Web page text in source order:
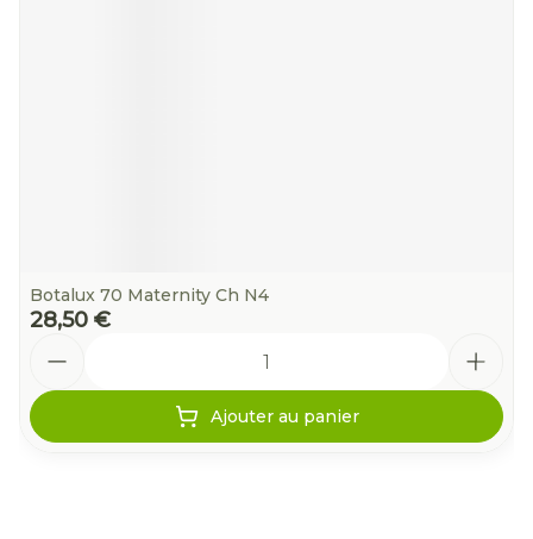
Botalux 70 Maternity Ch N4
28,50 €
Ajouter au panier